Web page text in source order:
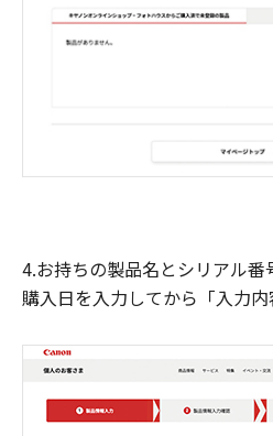
4.お持ちの製品名とシリアル番
購入日を入力してから「入力